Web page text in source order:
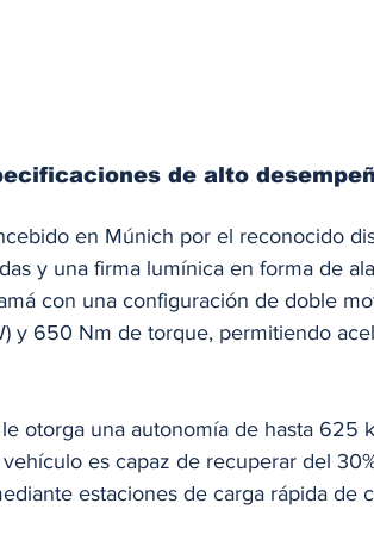
de alto
en Múnich por el reconocido
y una firma lumínica en forma de
con una configuración de doble
y 650 Nm de torque, permitiendo
otorga una autonomía de hasta 625
es capaz de recuperar del
estaciones de carga rápida de